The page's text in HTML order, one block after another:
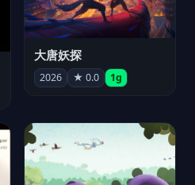
大唐妖探
2026 ★ 0.0 1g